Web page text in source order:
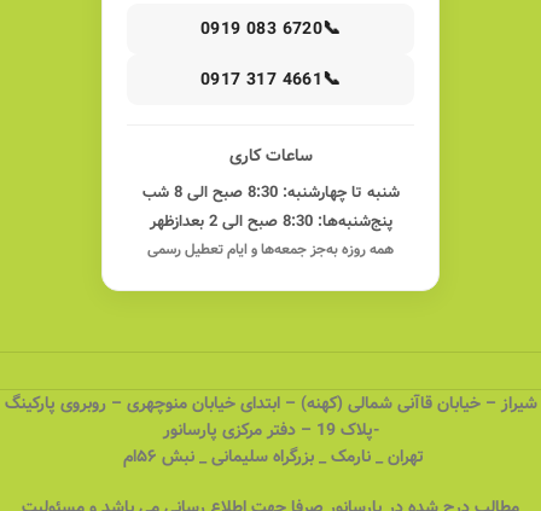
📞
0919 083 6720
📞
0917 317 4661
ساعات کاری
شنبه تا چهارشنبه: 8:30 صبح الی 8 شب
پنج‌شنبه‌ها: 8:30 صبح الی 2 بعدازظهر
همه روزه به‌جز جمعه‌ها و ایام تعطیل رسمی
شیراز – خیابان قاآنی شمالی (کهنه) – ابتدای خیابان منوچهری – روبروی پارکینگ
-پلاک 19 – دفتر مرکزی پارسانور
تهران _ نارمک _ بزرگراه سلیمانی _ نبش ۵۶ام